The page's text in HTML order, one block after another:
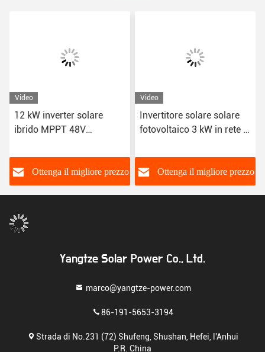
Video
12 kW inverter solare
ibrido MPPT 48V
cortocircuito con 10 anni
di garanzia
Ottenga il migliore prezzo
Video
Invertitore solare solare
fotovoltaico 3 kW in rete di
Ottenga il migliore prezzo
Yangtze Solar Power Co., Ltd.
marco@yangtze-power.com
86-191-5653-3194
Strada di No.231 (72) Shufeng, Shushan, Hefei, l'Anhui
P.R. China